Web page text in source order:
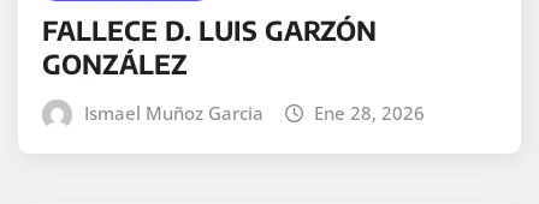
FALLECE D. LUIS GARZÓN
GONZÁLEZ
Ismael Muñoz Garcia Ene 28, 2026